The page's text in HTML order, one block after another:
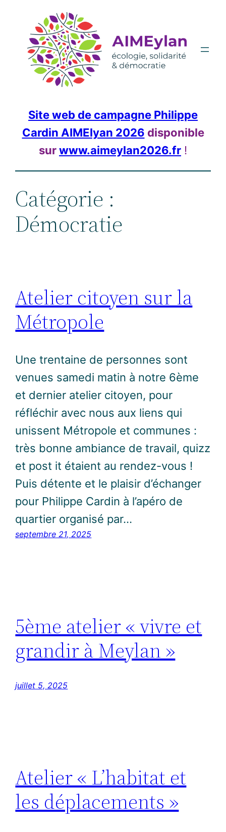
contenu
Site web de campagne Philippe
Cardin AIMElyan 2026 disponible
surwww.aimeylan2026.fr !
Catégorie :
Démocratie
Atelier citoyen sur la
Métropole
Une trentaine de personnes sont
venues samedi matin à notre 6ème
et dernier atelier citoyen, pour
réfléchir avec nous aux liens qui
unissent Métropole et communes :
très bonne ambiance de travail, quizz
et post it étaient au rendez-vous !
Puis détente et le plaisir d’échanger
pour Philippe Cardin à l’apéro de
quartier organisé par…
septembre 21, 2025
5ème atelier « vivre et
grandir à Meylan »
juillet 5, 2025
Atelier « L’habitat et
les déplacements »